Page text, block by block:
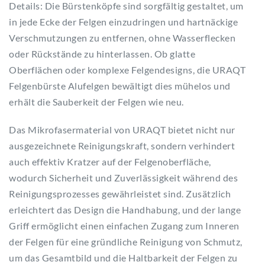
Details: Die Bürstenköpfe sind sorgfältig gestaltet, um
in jede Ecke der Felgen einzudringen und hartnäckige
Verschmutzungen zu entfernen, ohne Wasserflecken
oder Rückstände zu hinterlassen. Ob glatte
Oberflächen oder komplexe Felgendesigns, die URAQT
Felgenbürste Alufelgen bewältigt dies mühelos und
erhält die Sauberkeit der Felgen wie neu.
Das Mikrofasermaterial von URAQT bietet nicht nur
ausgezeichnete Reinigungskraft, sondern verhindert
auch effektiv Kratzer auf der Felgenoberfläche,
wodurch Sicherheit und Zuverlässigkeit während des
Reinigungsprozesses gewährleistet sind. Zusätzlich
erleichtert das Design die Handhabung, und der lange
Griff ermöglicht einen einfachen Zugang zum Inneren
der Felgen für eine gründliche Reinigung von Schmutz,
um das Gesamtbild und die Haltbarkeit der Felgen zu